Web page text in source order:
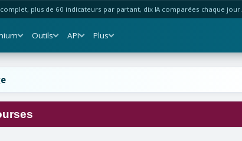
plus de 60 indicateurs par partant, dix IA comparées chaque jour.
Outils API Plus